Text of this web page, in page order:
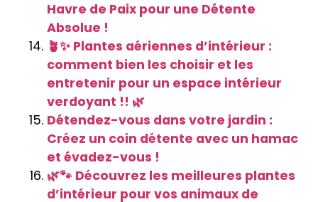
Havre de Paix pour une Détente
Absolue !
🪴✨ Plantes aériennes d’intérieur :
comment bien les choisir et les
entretenir pour un espace intérieur
verdoyant !! 🌿
Détendez-vous dans votre jardin :
Créez un coin détente avec un hamac
et évadez-vous !
🌿🐾 Découvrez les meilleures plantes
d’intérieur pour vos animaux de